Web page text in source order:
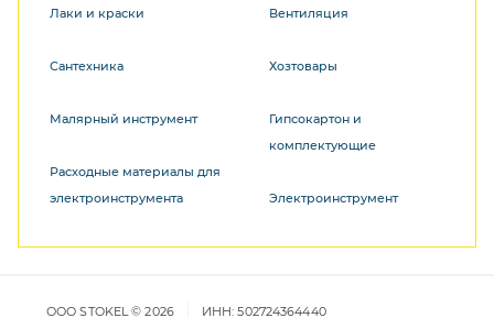
Лаки и краски
Сантехника
Малярный инструмент
Расходные материалы для
электроинструмента
Вентиляция
Хозтовары
Гипсокартон и
комплектующие
Электроинструмент
ООО STOKEL © 2026
ИНН: 502724364440